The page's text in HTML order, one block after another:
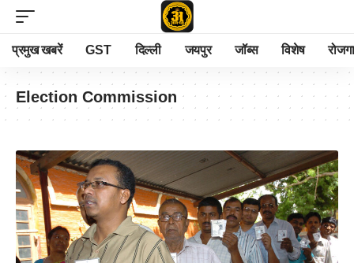
प्रमुख खबरें GST दिल्ली जयपुर जॉब्स विशेष
Election Commission